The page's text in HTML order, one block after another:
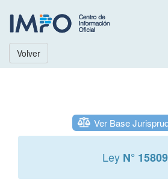
Volver
Ver Base
Ley N° 15809